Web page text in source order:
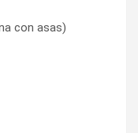
con asas)